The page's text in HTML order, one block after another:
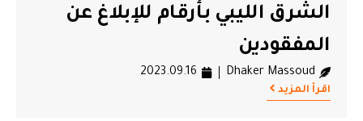
الشرق الليبي بأرقام للإبلاغ عن
المفقودين
Dhaker Massoud
2023.09.16
اقرأ المزيد